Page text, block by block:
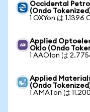
Occidental
(Ondo
1 OXYon は 1.1396
Applied
Oklo (Ondo
1 AAOIon は
Applied
(Ondo
1 AMATon は